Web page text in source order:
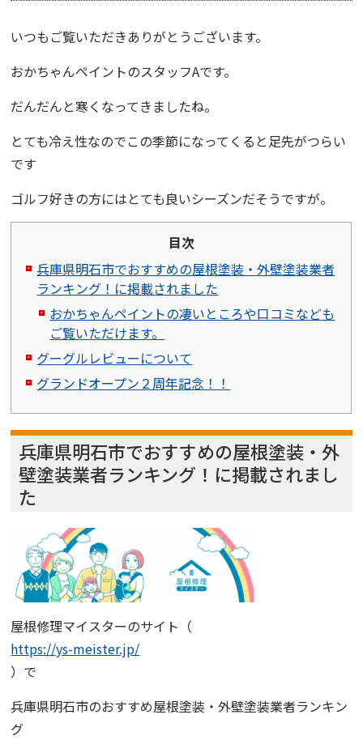
いつもご覧いただきありがとうございます。
おかちゃんペイントのスタッフAです。
だんだんと寒くなってきましたね。
とても冷え性なのでこの季節になってくると足先がつらい
です
ゴルフ好きの方にはとても良いシーズンだそうですが。
目次
兵庫県明石市でおすすめの屋根塗装・外壁塗装業者
ランキング！に掲載されました
おかちゃんペイントの凄いところや口コミなども
ご覧いただけます。
グーグルレビューについて
グランドオープン２周年記念！！
兵庫県明石市でおすすめの屋根塗装・外
壁塗装業者ランキング！に掲載されまし
た
屋根修理マイスターのサイト（
https://ys-meister.jp/
）で
兵庫県明石市のおすすめ屋根塗装・外壁塗装業者ランキン
グ